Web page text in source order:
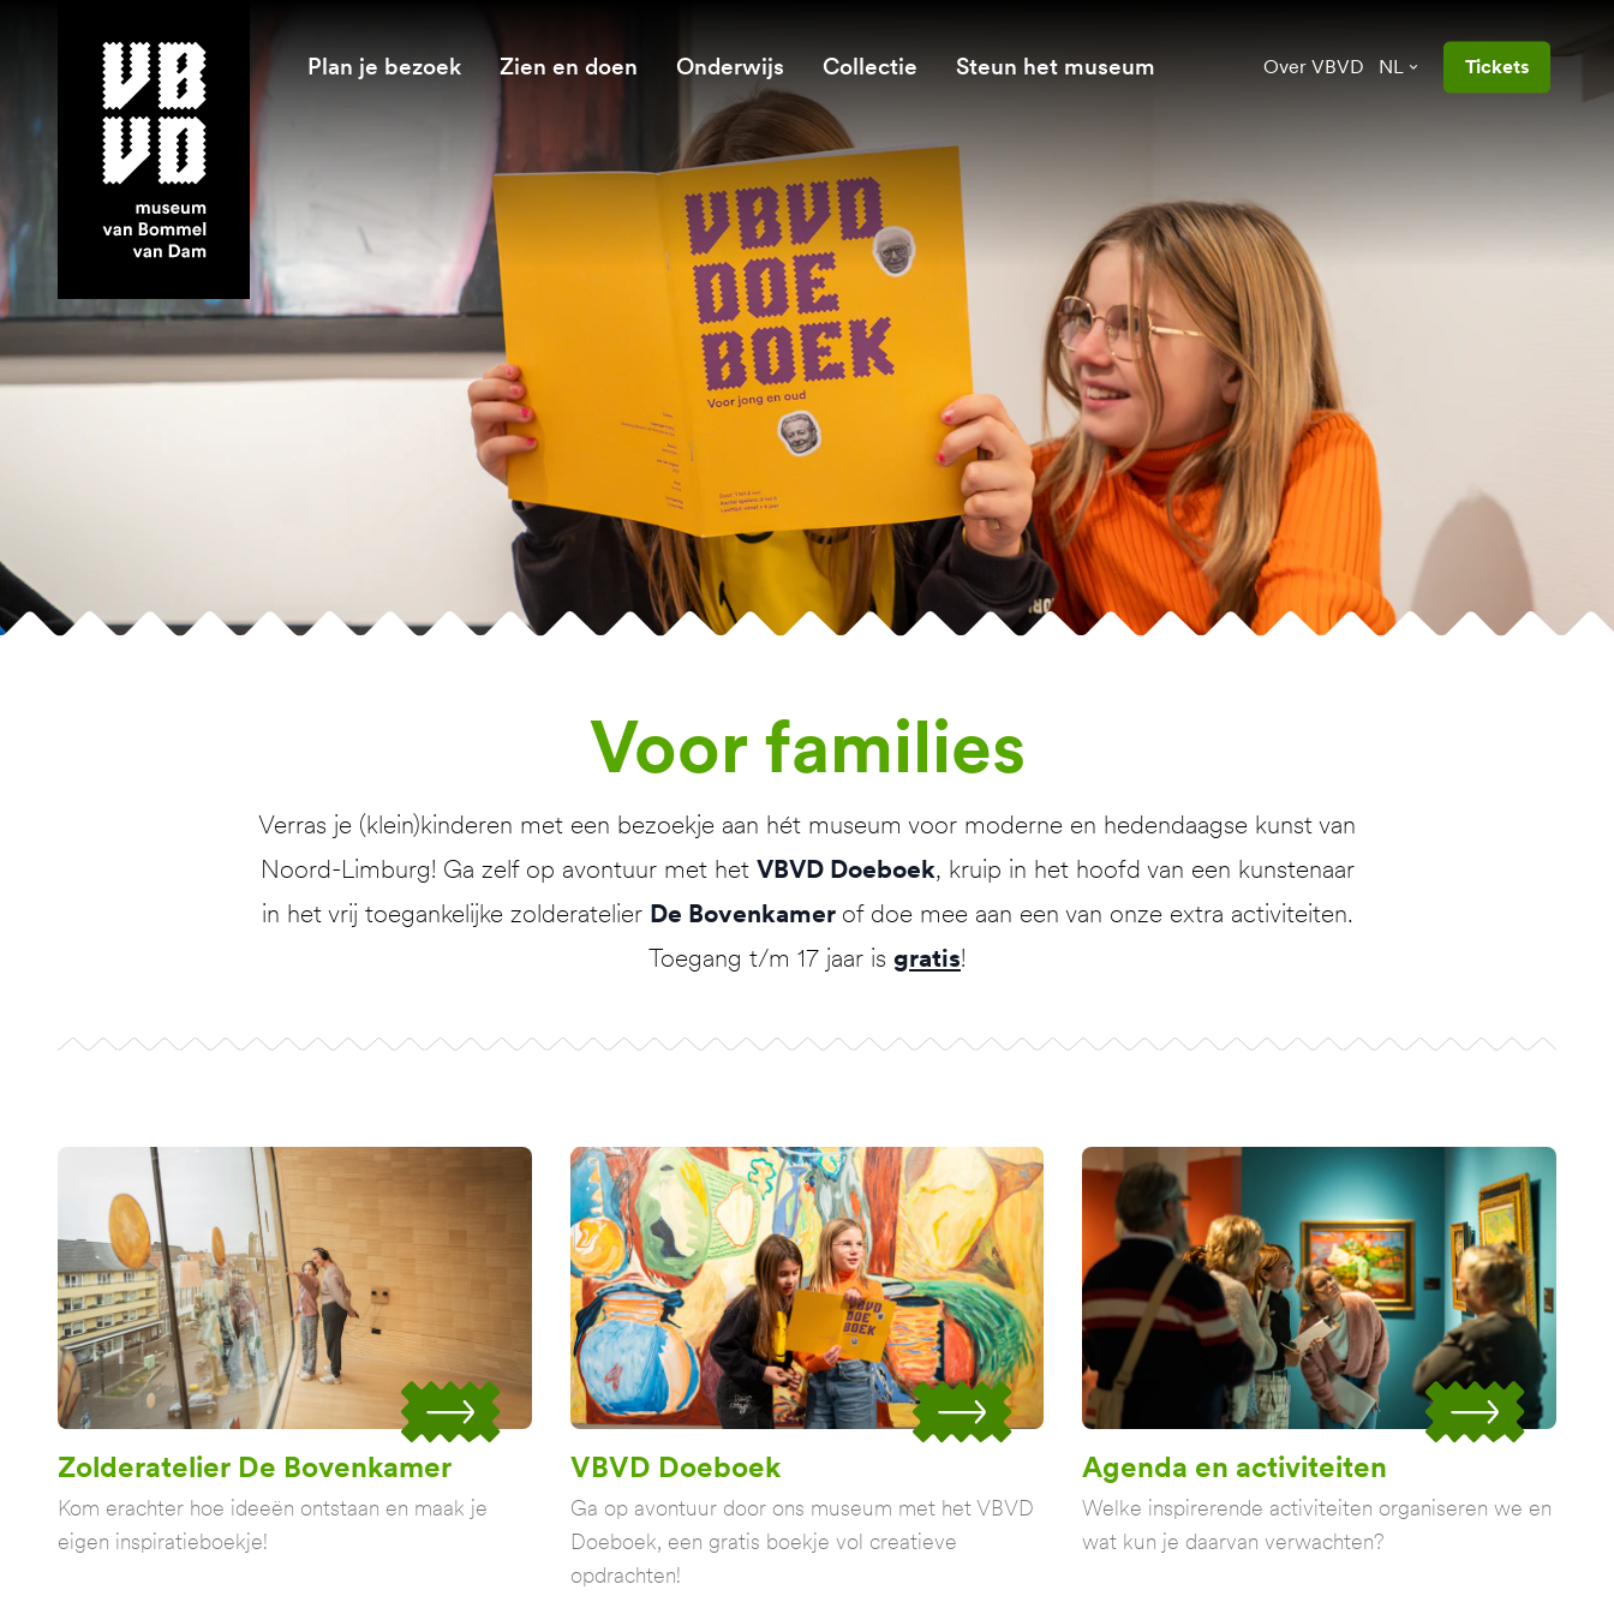
museum van Bommel van Dam
Plan je bezoek Zien en doen Onderwijs Collectie Steun het museum Over VBVD NL Tickets
Voor fam­i­lies
Verras je (klein)kinderen met een bezoekje aan hét museum voor moderne en hedendaagse kunst van
Noord-Limburg! Ga zelf op avontuur met het VBVD Doeboek, kruip in het hoofd van een kunstenaar
in het vrij toegankelijke zolderatelier De Bovenkamer of doe mee aan een van onze extra activiteiten.
Toegang t/m 17 jaar is gratis!
Zolderatelier De Bovenkamer
Kom erachter hoe ideeën ontstaan en maak je
eigen inspiratieboekje!
VBVD Doeboek
Ga op avontuur door ons museum met het VBVD
Doeboek, een gratis boekje vol creatieve
opdrachten!
Agenda en activiteiten
Welke inspirerende activiteiten organiseren we en
wat kun je daarvan verwachten?